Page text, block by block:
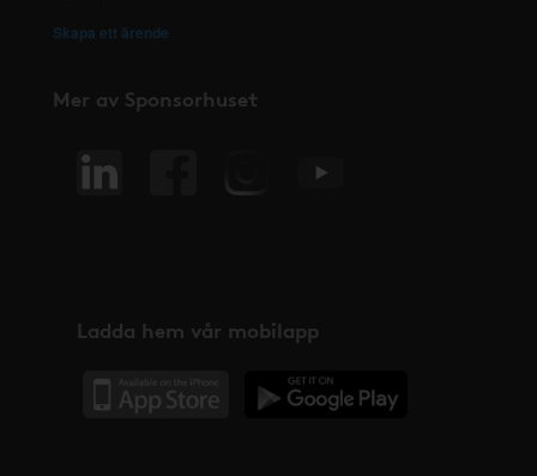
Skapa ett ärende
Mer av Sponsorhuset
Ladda hem vår mobilapp